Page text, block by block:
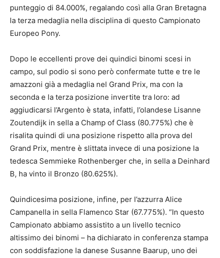
punteggio di 84.000%, regalando così alla Gran Bretagna
la terza medaglia nella disciplina di questo Campionato
Europeo Pony.
Dopo le eccellenti prove dei quindici binomi scesi in
campo, sul podio si sono però confermate tutte e tre le
amazzoni già a medaglia nel Grand Prix, ma con la
seconda e la terza posizione invertite tra loro: ad
aggiudicarsi l’Argento è stata, infatti, l’olandese Lisanne
Zoutendijk in sella a Champ of Class (80.775%) che è
risalita quindi di una posizione rispetto alla prova del
Grand Prix, mentre è slittata invece di una posizione la
tedesca Semmieke Rothenberger che, in sella a Deinhard
B, ha vinto il Bronzo (80.625%).
Quindicesima posizione, infine, per l’azzurra Alice
Campanella in sella Flamenco Star (67.775%). “In questo
Campionato abbiamo assistito a un livello tecnico
altissimo dei binomi – ha dichiarato in conferenza stampa
con soddisfazione la danese Susanne Baarup, uno dei